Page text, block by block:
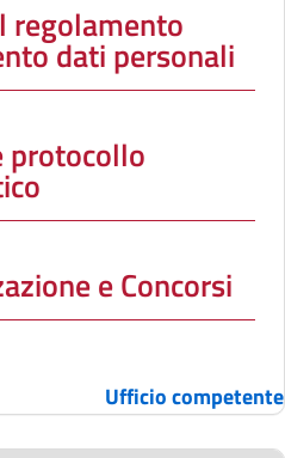
regolamento
dati personali
protocollo
e Concorsi
Ufficio competente